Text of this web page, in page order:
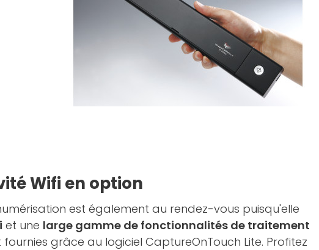
Wifi en option
est également au rendez-vous puisqu'elle
et une large gamme de fonctionnalités de traitement
fournies grâce au logiciel CaptureOnTouch Lite. Profitez